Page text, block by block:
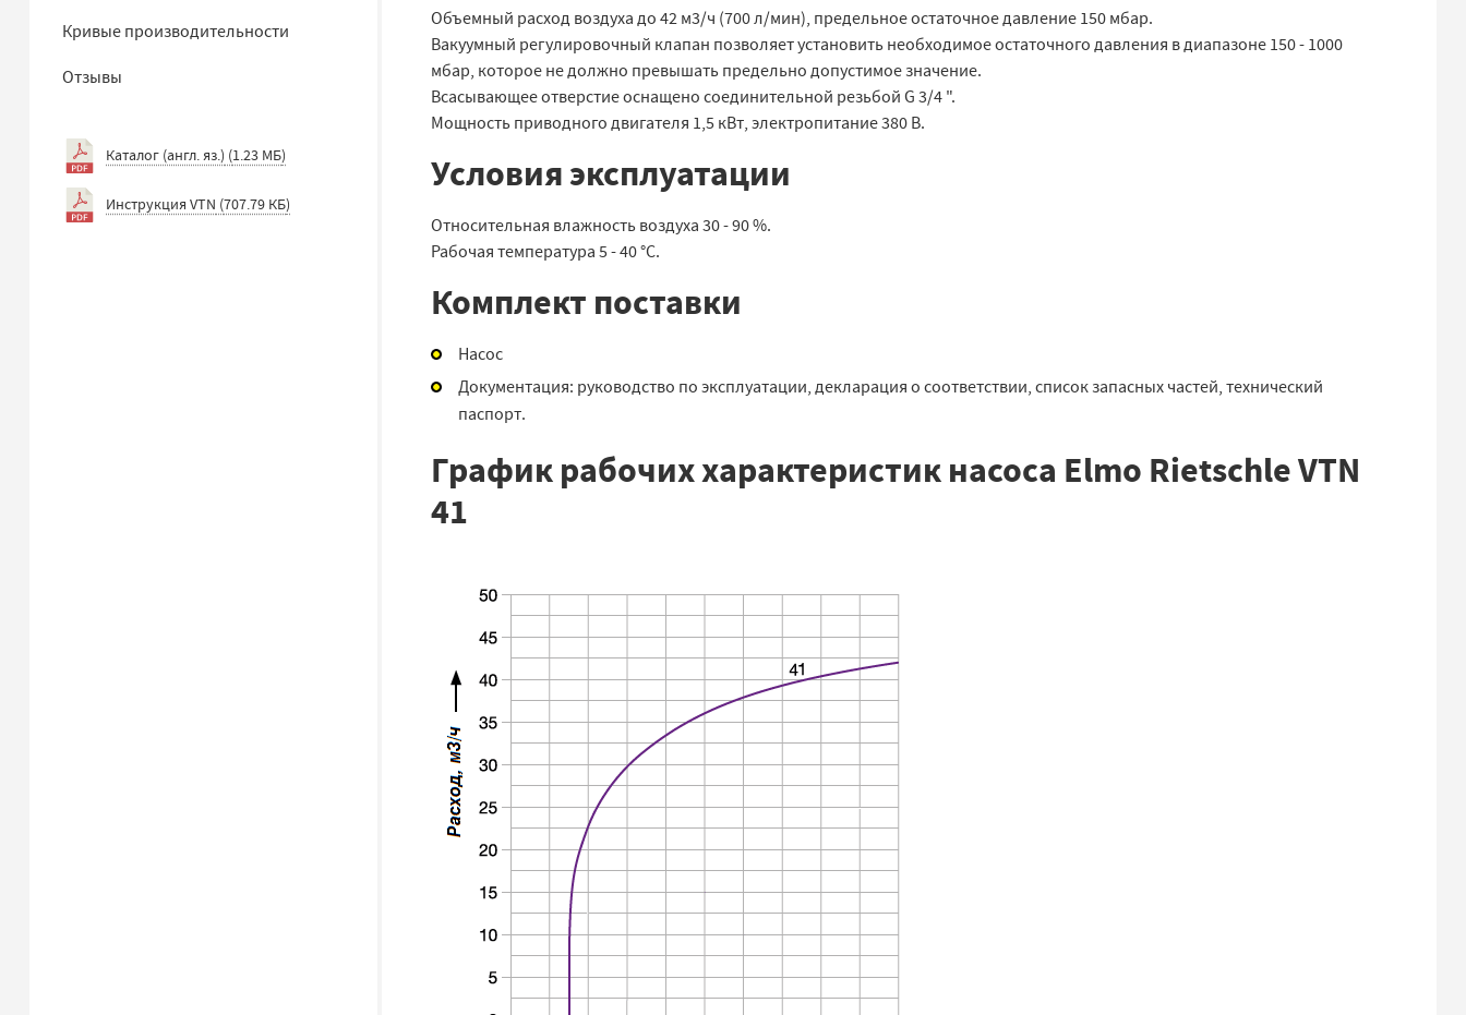
Кривые производительности
Отзывы
Каталог (англ. яз.) (1.23 МБ)
Инструкция VTN (707.79 КБ)
Объемный расход воздуха до 42 м3/ч (700 л/мин), предельное остаточное давление 150 мбар.
Вакуумный регулировочный клапан позволяет установить необходимое остаточного давления в диапазоне 150 - 1000
мбар, которое не должно превышать предельно допустимое значение.
Всасывающее отверстие оснащено соединительной резьбой G 3/4 ".
Мощность приводного двигателя 1,5 кВт, электропитание 380 В.
Условия эксплуатации
Относительная влажность воздуха 30 - 90 %.
Рабочая температура 5 - 40 °C.
Комплект поставки
Насос
Документация: руководство по эксплуатации, декларация о соответствии, список запасных частей, технический
паспорт.
График рабочих характеристик насоса Elmo Rietschle VTN
41